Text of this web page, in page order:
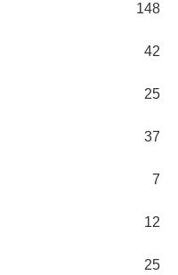
148
42
25
37
7
12
25